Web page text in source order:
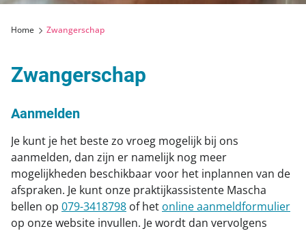
Miskraam
Coaching
Nacontrole
Agenda
Home Zwangerschap
Zwangerschap
Aanmelden
Je kunt je het beste zo vroeg mogelijk bij ons
aanmelden, dan zijn er namelijk nog meer
mogelijkheden beschikbaar voor het inplannen van de
afspraken. Je kunt onze praktijkassistente Mascha
bellen op 079-3418798 of het online aanmeldformulier
op onze website invullen. Je wordt dan vervolgens